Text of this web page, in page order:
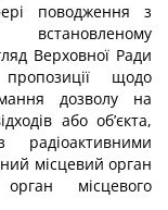
поводження з
Верховної Ради
щодо
дозволу на
або об’єкта,
місцевий орган
місцевого